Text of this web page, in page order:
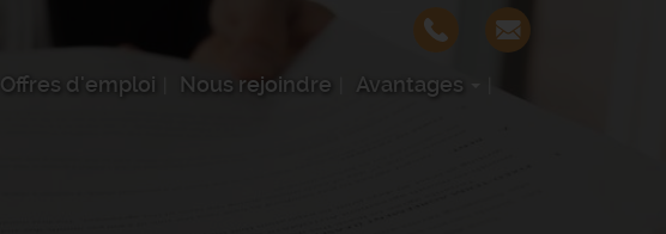
Offres d'emploi Nous rejoindre Avantages